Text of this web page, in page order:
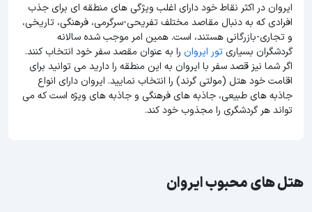
ایروان در اکثر نقاط خود دارای اغلب ویژگی های منطقه ای برای جذب
افرادی که به دنبال مقاصد مختلف تفریحی-سرگرمی، فرهنگی، تاریخی،
و تجاری-بازرگانی هستند، است. همین امر موجب شده سالانه
گردشگران بسیاریتور ایروان را به عنوان مقصد سفر خود انتخاب کنند.
اگر شما نیز قصد سفر با ایروان به این منطقه را دارید می توانید برای
اقامت خود هتل (مولتی گرند) را انتخاب نمایید. ایروان دارای انواع
جاذبه های طبیعی، جاذبه های فرهنگی و جاذبه های ویژه است که می
تواند هر گردشگری را مجذوب خود کند.
هتل های محبوب ایروان